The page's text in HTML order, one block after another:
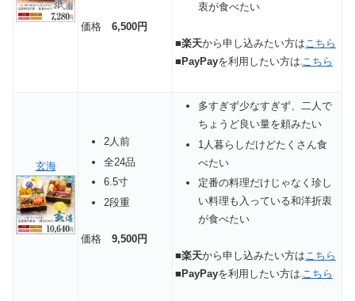
価格 6,500円
衷が食べたい
■楽天から申し込みたい方はこちら
■ PayPayを利用したい方は こちら
玄海
2人前
全24品
6.5寸
2段重
価格 9,500円
多すぎず少なすぎず、二人で
ちょうど良い量を頼みたい
1人暮らしだけどたくさん食
べたい
定番の料理だけじゃなく珍し
い料理も入っている和洋折衷
が食べたい
■楽天から申し込みたい方はこちら
■ PayPayを利用したい方は こちら